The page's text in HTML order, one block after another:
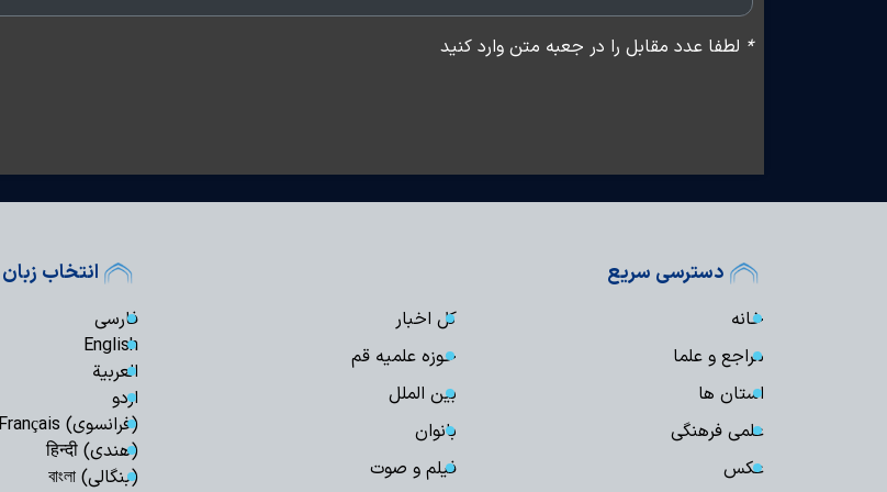
* لطفا عدد مقابل را در جعبه متن وارد کنید
دسترسی سریع
خانه
کل اخبار
مراجع و علما
حوزه علمیه قم
استان ها
بین الملل
علمی فرهنگی
بانوان
عکس
فیلم و صوت
انتخاب زبان
فارسی
English
العربیة
اردو
(فرانسوی) Français
(هندی) हिन्दी
(بنگالی) বাংলা